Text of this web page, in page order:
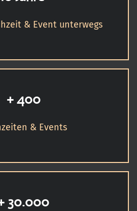
& Event unterwegs
+ 400
& Events
30.000